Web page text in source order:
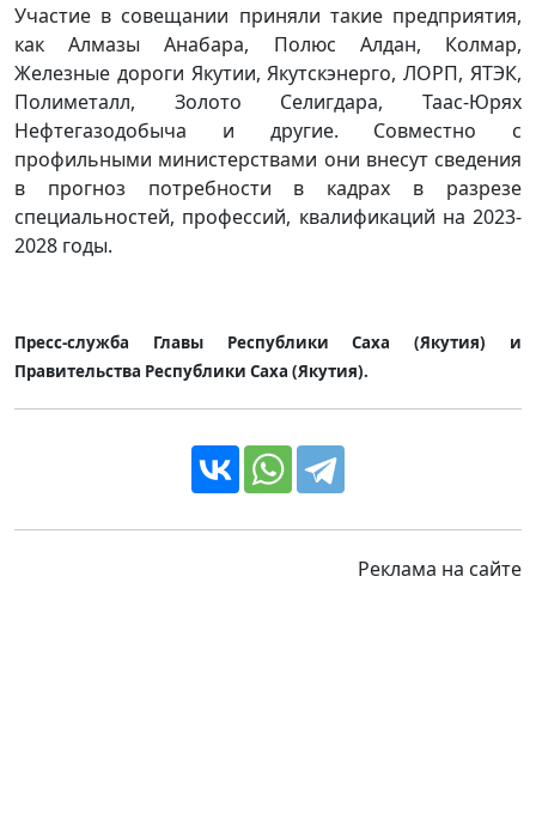
Участие в совещании приняли такие предприятия,
как Алмазы Анабара, Полюс Алдан, Колмар,
Железные дороги Якутии, Якутскэнерго, ЛОРП, ЯТЭК,
Полиметалл, Золото Селигдара, Таас-Юрях
Нефтегазодобыча и другие. Совместно с
профильными министерствами они внесут сведения
в прогноз потребности в кадрах в разрезе
специальностей, профессий, квалификаций на 2023-
2028 годы.
Пресс-служба Главы Республики Саха (Якутия) и
Правительства Республики Саха (Якутия).
Реклама на сайте